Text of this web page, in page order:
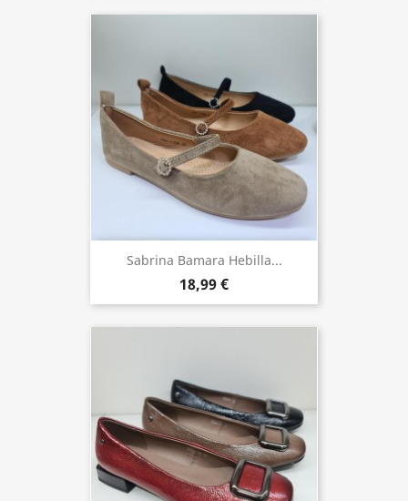
Sabrina Bamara Hebilla...
18,99 €